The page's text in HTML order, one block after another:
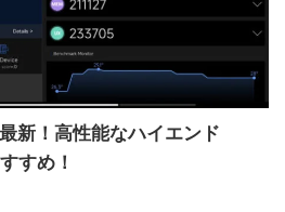
新！高性能なハイエンド
すめ！